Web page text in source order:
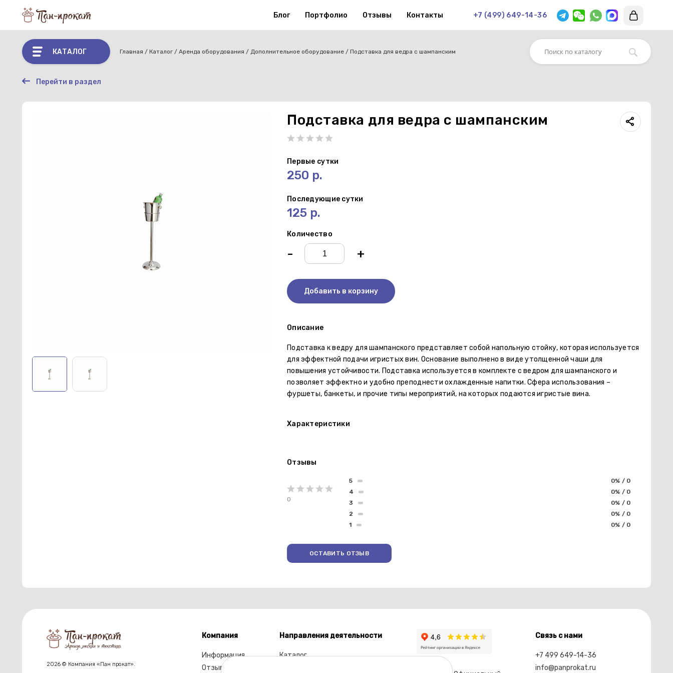
+7 (499) 649-14-36
Блог Портфолио Отзывы Контакты
КАТАЛОГ Главная Каталог Аренда оборудования Дополнительное оборудование Подставка для ведра с шампанским
Перейти в раздел
Подставка для ведра с шампанским
Первые сутки
250 р.
Последующие сутки
125 р.
Количество
- +
Добавить в корзину
Описание
Подставка к ведру для шампанского представляет собой напольную стойку, которая используется
для эффектной подачи игристых вин. Основание выполнено в виде утолщенной чаши для
повышения устойчивости. Подставка используется в комплекте с ведром для шампанского и
позволяет эффектно и удобно преподнести охлажденные напитки. Сфера использования –
фуршеты, банкеты, и прочие типы мероприятий, на которых подаются игристые вина.
Характеристики
Отзывы
0
1 0% / 0
2 0% / 0
3 0% / 0
4 0% / 0
5 0% / 0
ОСТАВИТЬ ОТЗЫВ
2026 © Компания «Пан прокат».
Компания
Информация
Отзывы
Направления деятельности
Каталог
Связь с нами
+7 499 649-14-36
info@panprokat.ru